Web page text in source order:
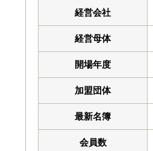
経営会社
経営母体
開場年度
加盟団体
最新名簿
会員数